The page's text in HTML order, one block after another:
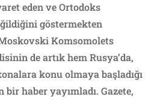
eden ve Ortodoks
göstermekten
Komsomolets
de artık hem Rusya’da,
konu olmaya başladığı
haber yayımladı. Gazete,